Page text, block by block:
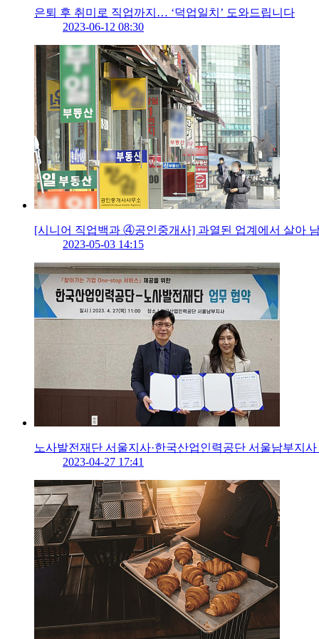
은퇴 후 취미로 직업까지… ‘덕업일치’ 도와드립니다
2023-06-12 08:30
[시니어 직업백과 ④공인중개사] 과열된 업계에서 살아
2023-05-03 14:15
노사발전재단 서울지사·한국산업인력공단 서울남부지
2023-04-27 17:41